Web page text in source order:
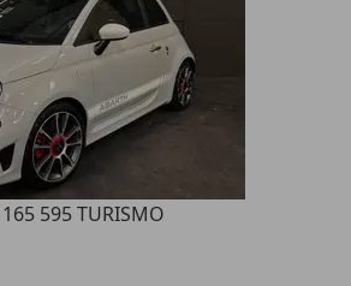
165 595 TURISMO